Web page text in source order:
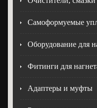
Самоформуемые
Оборудование для
Фитинги для
Адаптеры и муфты